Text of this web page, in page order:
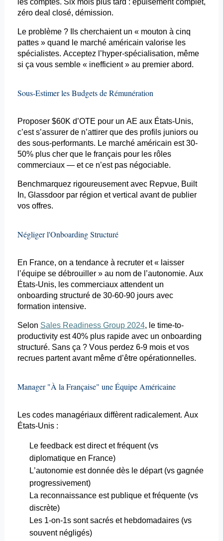
zéro deal closé, démission.
Le problème ? Ils cherchaient un « mouton à cinq
pattes » quand le marché américain valorise les
spécialistes. Acceptez l’hyper-spécialisation, même
si ça vous semble « inefficient » au premier abord.
Sous-Estimer les Budgets de Rémunération
Proposer $60K d’OTE pour un AE aux États-Unis,
c’ests’assurer de n’attirer que des profils juniors ou
des sous-performants. Le marché américain est 30-
50% plus cher que le français pour les rôles
commerciaux — et ce n’est pas négociable.
Benchmarquez rigoureusement avec Repvue, Built
In, Glassdoorpar région et vertical avant de publier
vos offres.
Négliger l'OnboardingStructuré
En France, on a tendance à recruter et « laisser
l’équipe se débrouiller » au nom de l’autonomie. Aux
États-Unis, les commerciaux attendent un
onboarding structuré de 30-60-90 jours avec
formation intensive.
Selon Sales Readiness Group 2024, le time-to-
productivityest 40% plus rapide avec un onboarding
structuré. Sans ça ? Vous perdez 6-9 mois et vos
recrues partent avant même d’être opérationnelles.
Manager "À la Française" une Équipe Américaine
Les codes managériaux diffèrent radicalement. Aux
États-Unis :
Le feedback est direct et fréquent (vs
diplomatique en France)
L’autonomie est donnée dès le départ (vs gagnée
progressivement)
La reconnaissance est publique et fréquente (vs
discrète)
Les 1-on-1s sont sacrés et hebdomadaires (vs
souvent négligés)